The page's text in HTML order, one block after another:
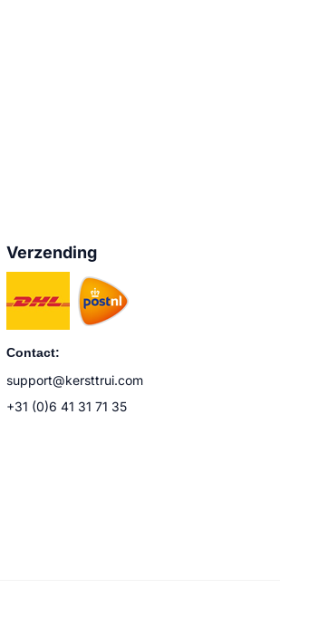
Verzending
Contact:
support@kersttrui.com
+31 (0)6 41 31 71 35